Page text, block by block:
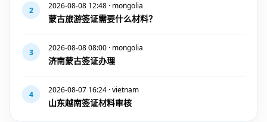
2 2026-08-08 12:48 · mongolia
蒙古旅游签证需要什么材料？
3 2026-08-08 08:00 · mongolia
济南蒙古签证办理
4 2026-08-07 16:24 · vietnam
山东越南签证材料审核